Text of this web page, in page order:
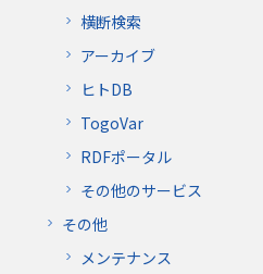
横断検索
アーカイブ
ヒトDB
TogoVar
RDFポータル
その他のサービス
その他
メンテナンス